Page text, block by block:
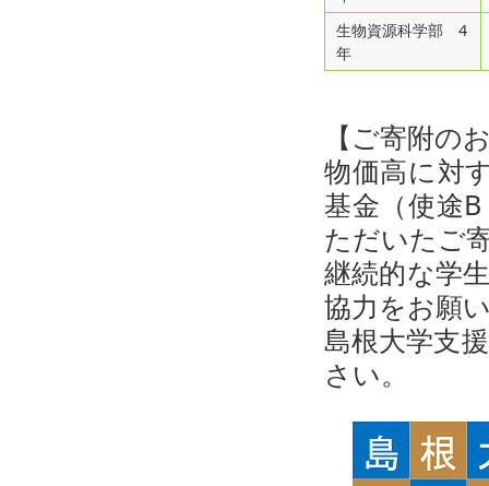
生物資源科学部 4
年
【ご寄附の
物価高に対
基金（使途
ただいたご
継続的な学
協力をお願
島根大学支
さい。